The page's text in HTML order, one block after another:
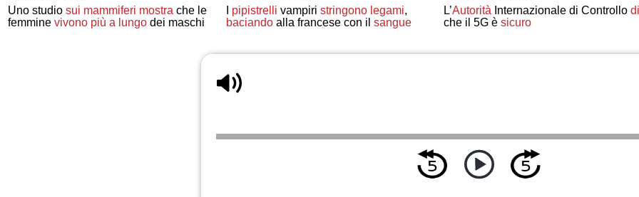
Uno studiosui mammiferi mostra che le
femminevivono più a lungo dei maschi
pipistrelli vampiri stringono legami,
baciandoalla francese con il sangue
L’AutoritàInternazionale di Controllo
che il 5G è sicuro